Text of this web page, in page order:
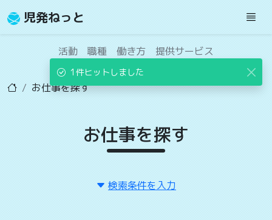
児発ねっと
活動 職種 働き方 提供サービス
お仕事を探す
お仕事を探す
検索条件を入力
1件ヒットしました